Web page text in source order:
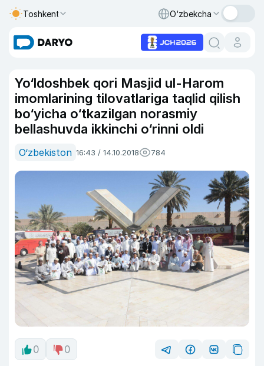
Toshkent O‘zbekcha
Yo‘ldoshbek qori Masjid ul-Harom
imomlarining tilovatlariga taqlid qilish
bo‘yicha o‘tkazilgan norasmiy
bellashuvda ikkinchi o‘rinni oldi
O‘zbekiston 16:43 / 14.10.2018 784
0 0